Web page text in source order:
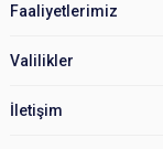
Faaliyetlerimiz
Valilikler
İletişim